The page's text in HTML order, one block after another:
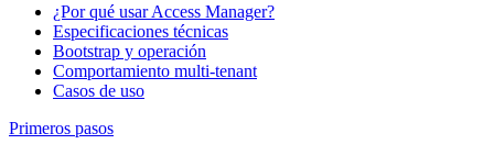
¿Por qué usar Access Manager?
Especificaciones técnicas
Bootstrap y operación
Comportamiento multi-tenant
Casos de uso
Primeros pasos